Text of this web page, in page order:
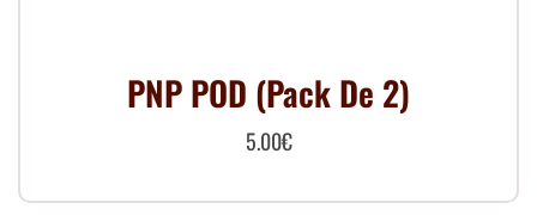
PNP POD (Pack De 2)
5.00€